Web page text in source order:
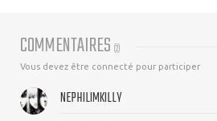
COMMENTAIRES (2)
Vous devez être connecté pour participer
NEPHILIMKILLY